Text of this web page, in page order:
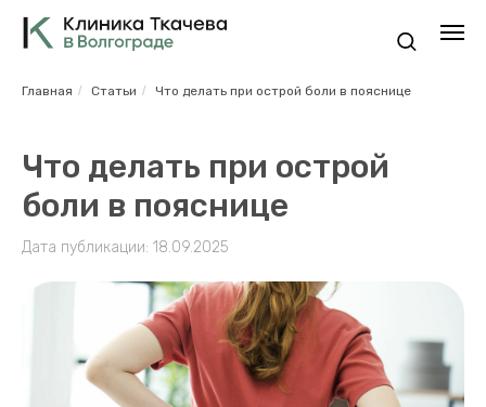
Главная / Статьи / Что делать при острой боли в пояснице
Что делать при острой
боли в пояснице
Дата публикации: 18.09.2025